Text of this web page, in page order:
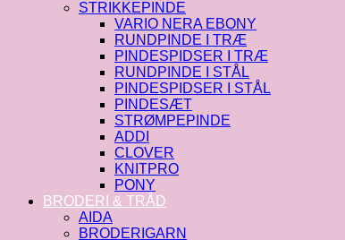
STRIKKEPINDE
VARIO NERA EBONY
RUNDPINDE I TRÆ
PINDESPIDSER I TRÆ
RUNDPINDE I STÅL
PINDESPIDSER I STÅL
PINDESÆT
STRØMPEPINDE
ADDI
CLOVER
KNITPRO
PONY
BRODERI & TRÅD
AIDA
BRODERIGARN